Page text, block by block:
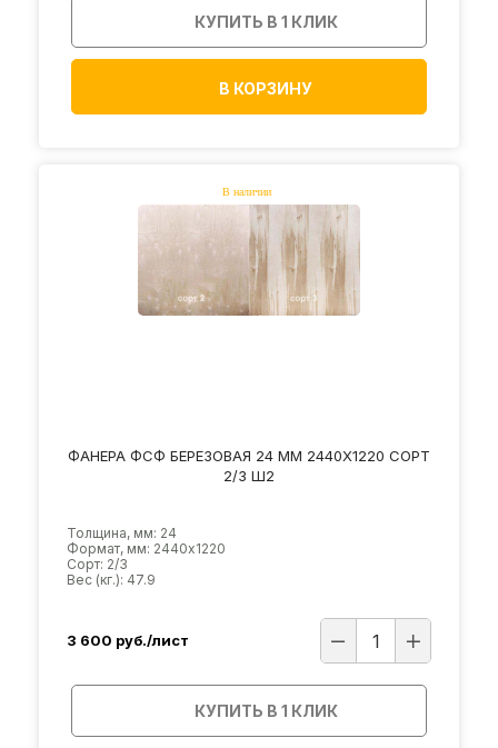
КУПИТЬ В 1 КЛИК
В КОРЗИНУ
ФАНЕРА ФСФ БЕРЕЗОВАЯ 24 ММ 2440Х1220 СОРТ
2/3 Ш2
Толщина, мм: 24
Формат, мм: 2440х1220
Сорт: 2/3
Вес (кг.): 47.9
3 600 руб./лист
КУПИТЬ В 1 КЛИК